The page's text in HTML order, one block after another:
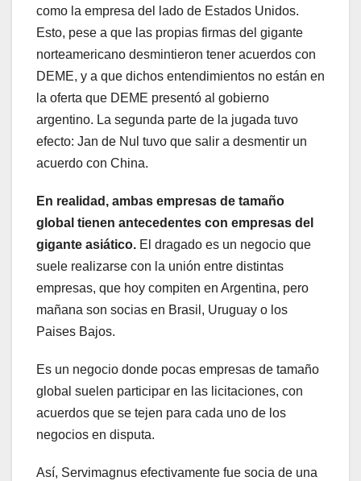
como la empresa del lado de Estados Unidos.
Esto, pese a que las propias firmas del gigante
norteamericano desmintieron tener acuerdos con
DEME, y a que dichos entendimientos no están en
la oferta que DEME presentó al gobierno
argentino. La segunda parte de la jugada tuvo
efecto: Jan de Nul tuvo que salir a desmentir un
acuerdo con China.
En realidad, ambas empresas de tamaño
global tienen antecedentes con empresas del
gigante asiático. El dragado es un negocio que
suele realizarse con la unión entre distintas
empresas, que hoy compiten en Argentina, pero
mañana son socias en Brasil, Uruguay o los
Paises Bajos.
Es un negocio donde pocas empresas de tamaño
global suelen participar en las licitaciones, con
acuerdos que se tejen para cada uno de los
negocios en disputa.
Así, Servimagnus efectivamente fue socia de una